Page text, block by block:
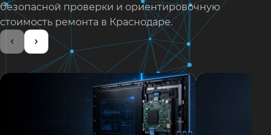
безопасной проверки и ориентировочную
стоимость ремонта в Краснодаре.